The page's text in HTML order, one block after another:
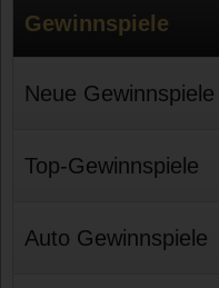
Gewinnspiele
Neue Gewinnspiele
Top-Gewinnspiele
Auto Gewinnspiele